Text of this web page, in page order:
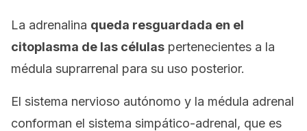
La adrenalina queda resguardada en el
citoplasma de las células pertenecientes a la
médula suprarrenal para su uso posterior.
El sistema nervioso autónomo y la médula adrenal
conforman el sistema simpático-adrenal, que es